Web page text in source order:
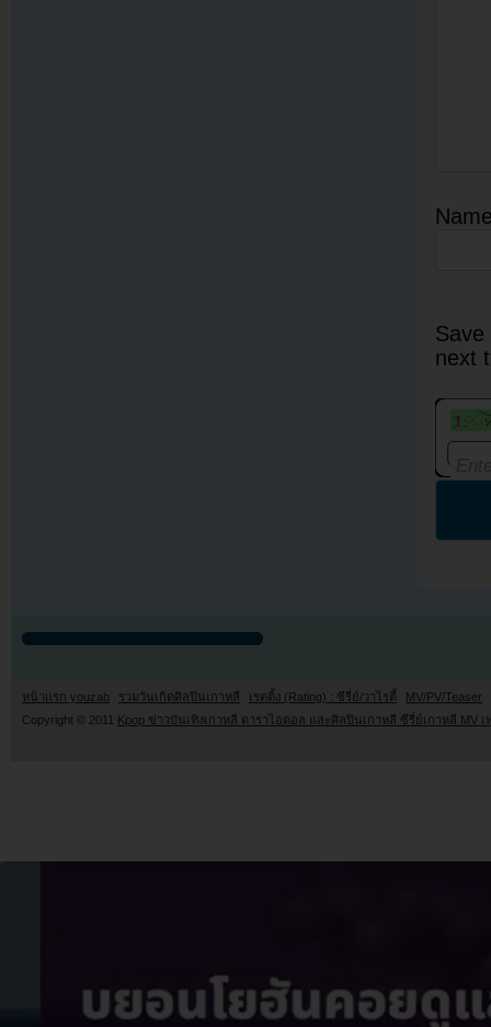
next
หน้าแรก youzab รวมวันเกิดศิลปินเกาหลี เรตติ้ง (Rating) : ซีรี่ย์/วาไรตี้
MV/PV/Teaser
Copyright © 2011
Kpop ข่าวบันเทิงเกาหลี ดาราไอดอล และศิลปินเกาหลี ซีรี่ย์เกาหลี MV